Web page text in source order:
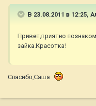
В 23.08.2011 в 12:25,
Привет,приятно
зайка.Красотка!
Спасибо,Саша